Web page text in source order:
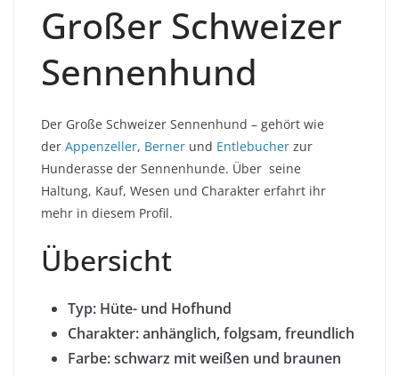
Großer Schweizer
Sennenhund
Der Große Schweizer Sennenhund – gehört wie
der Appenzeller, Berner und Entlebucher zur
Hunderasse der Sennenhunde. Über seine
Haltung, Kauf, Wesen und Charakter erfahrt ihr
mehr in diesem Profil.
Übersicht
Typ: Hüte- und Hofhund
Charakter: anhänglich, folgsam, freundlich
Farbe: schwarz mit weißen und braunen